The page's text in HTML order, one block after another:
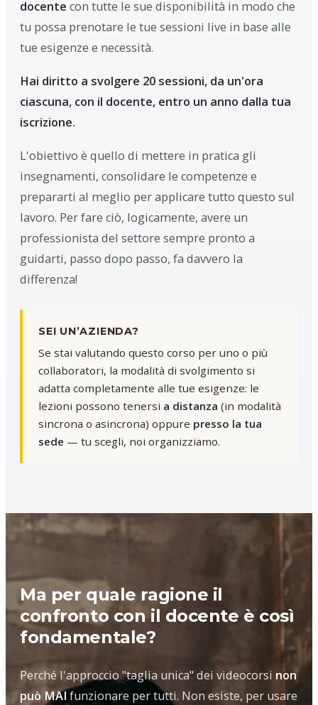
docente con tutte le sue disponibilità in modo che
tu possa prenotare le tue sessioni live in base alle
tue esigenze e necessità.
Hai diritto a svolgere 20 sessioni, da un'ora
ciascuna, con il docente, entro un anno dalla tua
iscrizione.
L'obiettivo è quello di mettere in pratica gli
insegnamenti, consolidare le competenze e
prepararti al meglio per applicare tutto questo sul
lavoro. Per fare ciò, logicamente, avere un
professionista del settore sempre pronto a
guidarti, passo dopo passo, fa davvero la
differenza!
SEI UN’AZIENDA?
Se stai valutando questo corso per uno o più
collaboratori, la modalità di svolgimento si
adatta completamente alle tue esigenze: le
lezioni possono tenersi a distanza (in modalità
sincrona o asincrona) oppure presso la tua
sede — tu scegli, noi organizziamo.
Ma per quale ragione il
confronto con il docente è così
fondamentale?
Perché l'approccio "taglia unica" dei videocorsi non
può MAI funzionare per tutti. Non esiste, per usare